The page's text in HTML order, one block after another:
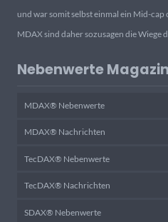
und war somit selbst einmal ein Mid-cap
MDAX sind daher sozusagen die Wiege
Nebenwerte Magazin
MDAX® Nebenwerte
MDAX® Nachrichten
TecDAX® Nebenwerte
TecDAX® Nachrichten
SDAX® Nebenwerte